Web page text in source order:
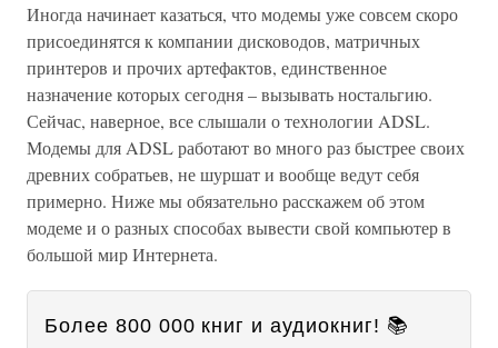
Иногда начинает казаться, что модемы уже совсем скоро
присоединятся к компании дисководов, матричных
принтеров и прочих артефактов, единственное
назначение которых сегодня – вызывать ностальгию.
Сейчас, наверное, все слышали о технологии ADSL.
Модемы для ADSL работают во много раз быстрее своих
древних собратьев, не шуршат и вообще ведут себя
примерно. Ниже мы обязательно расскажем об этом
модеме и о разных способах вывести свой компьютер в
большой мир Интернета.
Более 800 000 книг и аудиокниг! 📚